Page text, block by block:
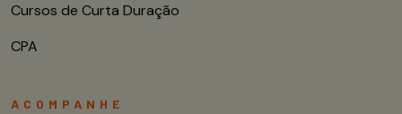
Cursos de Curta Duração
CPA
ACOMPANHE